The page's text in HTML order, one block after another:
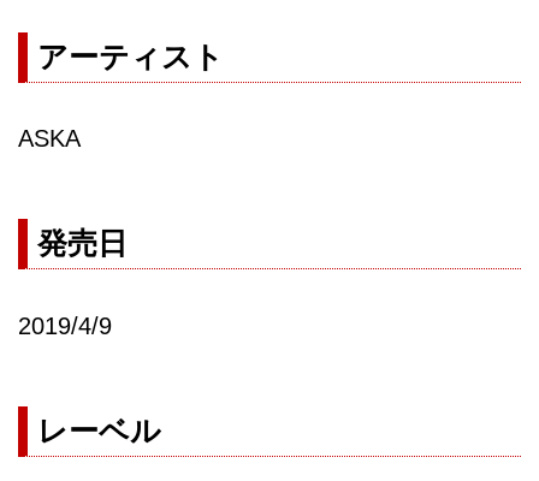
アーティスト
ASKA
発売日
2019/4/9
レーベル